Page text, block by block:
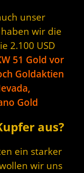
unser
wir die
2.100 USD
51 Gold vor
Goldaktien
Gold
aus?
ein starker
wir uns